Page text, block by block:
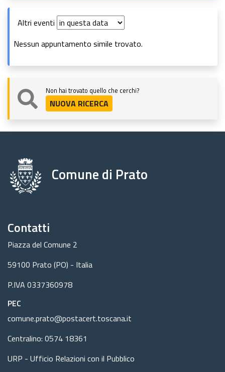
Altri eventi
Nessun appuntamento simile trovato.
Non hai trovato quello che cerchi?
NUOVA RICERCA
Comune di Prato
Contatti
Piazza del Comune 2
59100 Prato (PO) - Italia
P.IVA 0337360978
PEC
comune.prato@postacert.toscana.it
Centralino: 0574 18361
URP - Ufficio Relazioni con il Pubblico